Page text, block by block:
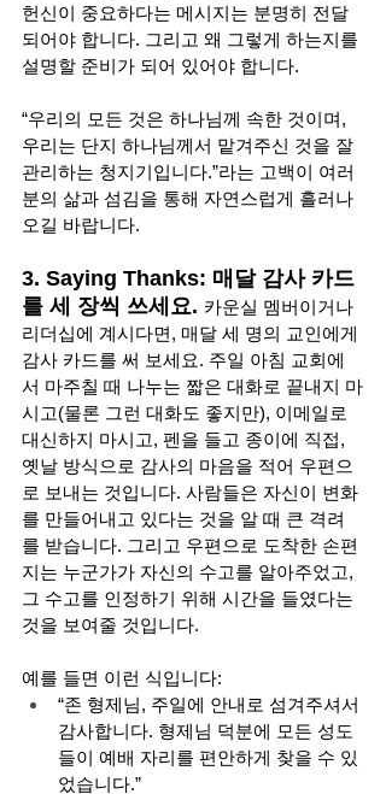
헌신이 중요하다는 메시지는 분명히 전달
되어야 합니다. 그리고 왜 그렇게 하는지를
설명할 준비가 되어 있어야 합니다.
“우리의 모든 것은 하나님께 속한 것이며,
우리는 단지 하나님께서 맡겨주신 것을 잘
관리하는 청지기입니다.”라는 고백이 여러
분의 삶과 섬김을 통해 자연스럽게 흘러나
오길 바랍니다.
3. Saying Thanks: 매달 감사 카드
를 세 장씩 쓰세요. 카운실 멤버이거나
리더십에 계시다면, 매달 세 명의 교인에게
감사 카드를 써 보세요. 주일 아침 교회에
서 마주칠 때 나누는 짧은 대화로 끝내지 마
시고(물론 그런 대화도 좋지만), 이메일로
대신하지 마시고, 펜을 들고 종이에 직접,
옛날 방식으로 감사의 마음을 적어 우편으
로 보내는 것입니다. 사람들은 자신이 변화
를 만들어내고 있다는 것을 알 때 큰 격려
를 받습니다. 그리고 우편으로 도착한 손편
지는 누군가가 자신의 수고를 알아주었고,
그 수고를 인정하기 위해 시간을 들였다는
것을 보여줄 것입니다.
예를 들면 이런 식입니다:
“존 형제님, 주일에 안내로 섬겨주셔서
감사합니다. 형제님 덕분에 모든 성도
들이 예배 자리를 편안하게 찾을 수 있
었습니다.”